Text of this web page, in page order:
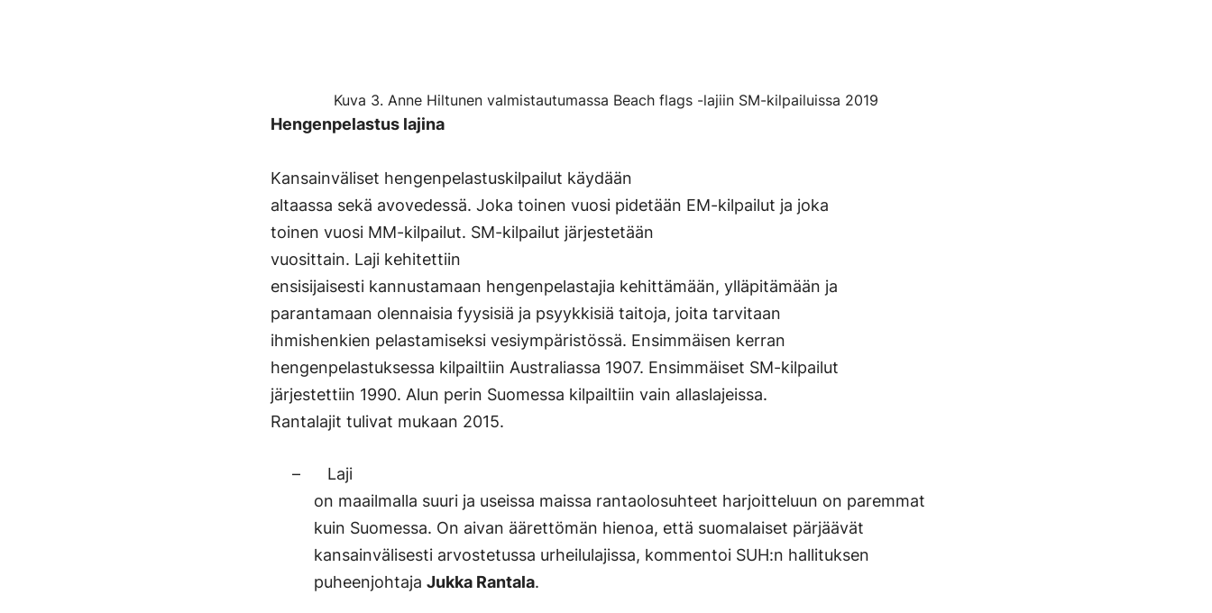
Kuva 3. Anne Hiltunen valmistautumassa Beach flags -lajiin SM-kilpailuissa 2019
Hengenpelastus lajina
Kansainväliset hengenpelastuskilpailut käydään
altaassa sekä avovedessä. Joka toinen vuosi pidetään EM-kilpailut ja joka
toinen vuosi MM-kilpailut. SM-kilpailut järjestetään
vuosittain. Laji kehitettiin
ensisijaisesti kannustamaan hengenpelastajia kehittämään, ylläpitämään ja
parantamaan olennaisia fyysisiä ja psyykkisiä taitoja, joita tarvitaan
ihmishenkien pelastamiseksi vesiympäristössä. Ensimmäisen kerran
hengenpelastuksessa kilpailtiin Australiassa 1907. Ensimmäiset SM-kilpailut
järjestettiin 1990. Alun perin Suomessa kilpailtiin vain allaslajeissa.
Rantalajit tulivat mukaan 2015.
– Laji
on maailmalla suuri ja useissa maissa rantaolosuhteet harjoitteluun on paremmat
kuin Suomessa. On aivan äärettömän hienoa, että suomalaiset pärjäävät
kansainvälisesti arvostetussa urheilulajissa, kommentoi SUH:n hallituksen
puheenjohtajaJukka Rantala.